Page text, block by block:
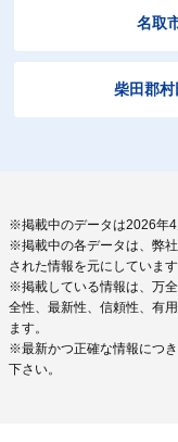
名取
柴田郡
※掲載中のデータは2026年4
※掲載中の各データは、弊
された情報を元にしています
※掲載している情報は、万
全性、最新性、信頼性、有
ます。
※最新かつ正確な情報につ
下さい。